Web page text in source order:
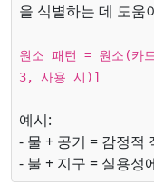
을 식별하는 데 도움
원소 패턴 = 원소(
3, 사용 시)]
예시:
- 물 + 공기 = 감정적
- 불 + 지구 = 실용성